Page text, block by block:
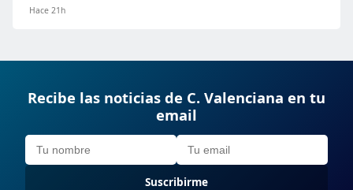
Hace 21h
Recibe las noticias de C. Valenciana en tu
email
Suscribirme